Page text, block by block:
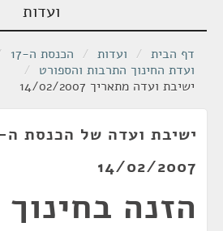
ועדות
דף הבית / ועדות / הכנסת ה-17
ועדת החינוך התרבות והספורט /
ישיבת ועדה מתאריך 14/02/2007
14/02/2007
הזנה